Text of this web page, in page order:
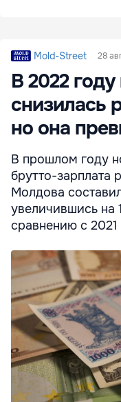
Mold-Street 28
В 2022 году
снизилась
но она
В прошлом году
брутто-зарплата
Молдова
увеличившись на
сравнению с